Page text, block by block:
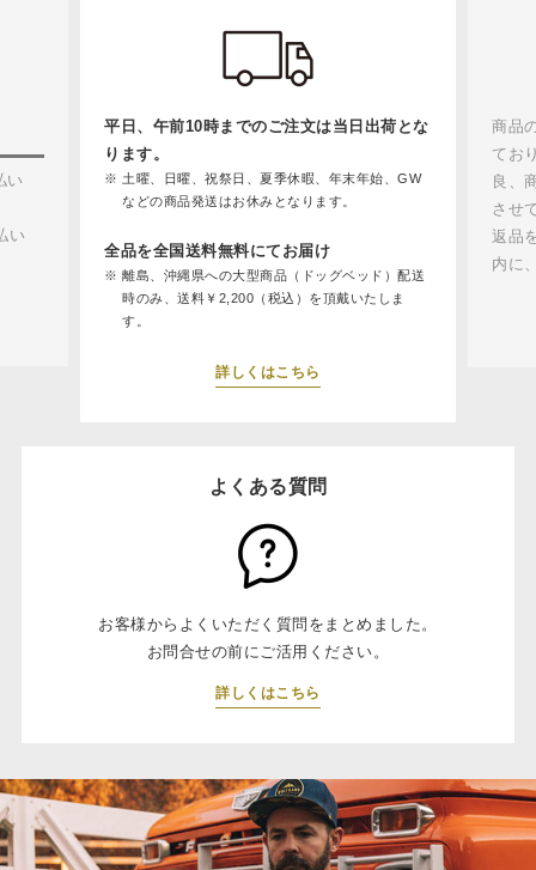
い
い
平日、午前10時までのご注文は当日出荷とな
ります。
土曜、日曜、祝祭日、夏季休暇、年末年始、GW
などの商品発送はお休みとなります。
全品を全国送料無料にてお届け
離島、沖縄県への大型商品（ドッグベッド）配送
時のみ、送料￥2,200（税込）を頂戴いたしま
す。
詳しくはこちら
商品
てお
良、
させ
返品
内に
よくある質問
お客様からよくいただく質問をまとめました。
お問合せの前にご活用ください。
詳しくはこちら